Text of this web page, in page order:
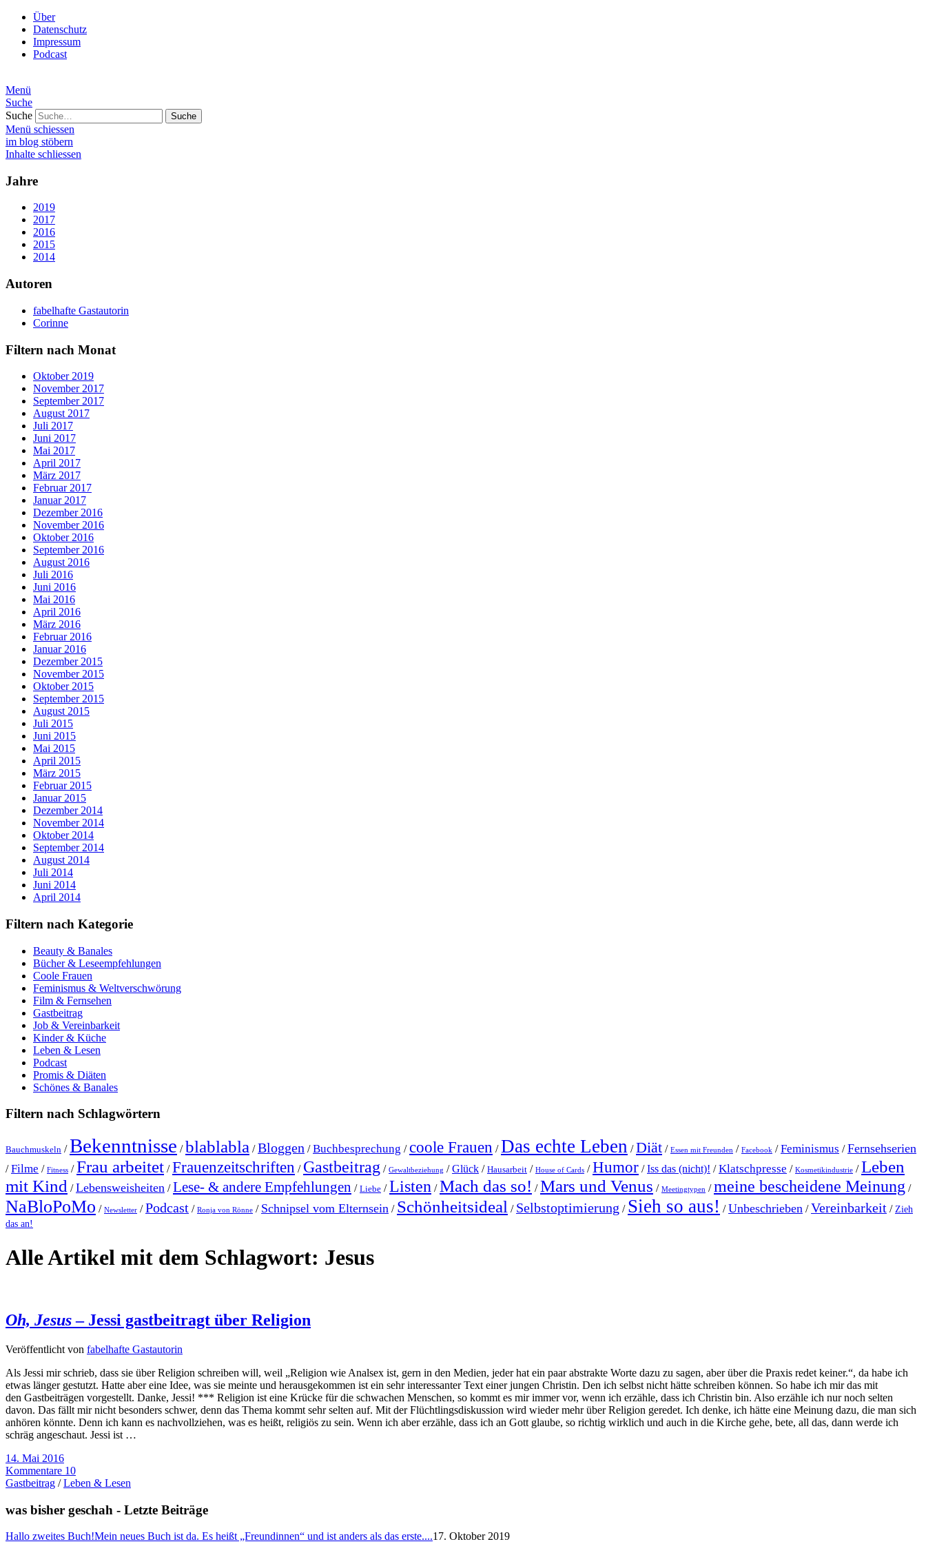
Über
Datenschutz
Impressum
Podcast
Menü
Suche
Suche
Menü schiessen
im blog stöbern
Inhalte schliessen
Jahre
2019
2017
2016
2015
2014
Autoren
fabelhafte Gastautorin
Corinne
Filtern nach Monat
Oktober 2019
November 2017
September 2017
August 2017
Juli 2017
Juni 2017
Mai 2017
April 2017
März 2017
Februar 2017
Januar 2017
Dezember 2016
November 2016
Oktober 2016
September 2016
August 2016
Juli 2016
Juni 2016
Mai 2016
April 2016
März 2016
Februar 2016
Januar 2016
Dezember 2015
November 2015
Oktober 2015
September 2015
August 2015
Juli 2015
Juni 2015
Mai 2015
April 2015
März 2015
Februar 2015
Januar 2015
Dezember 2014
November 2014
Oktober 2014
September 2014
August 2014
Juli 2014
Juni 2014
April 2014
Filtern nach Kategorie
Beauty & Banales
Bücher & Leseempfehlungen
Coole Frauen
Feminismus & Weltverschwörung
Film & Fernsehen
Gastbeitrag
Job & Vereinbarkeit
Kinder & Küche
Leben & Lesen
Podcast
Promis & Diäten
Schönes & Banales
Filtern nach Schlagwörtern
Bauchmuskeln /Bekenntnisse /blablabla /Bloggen /Buchbesprechung /coole Frauen /Das echte Leben /Diät / Essen mit Freunden / Facebook /Feminismus /Fernsehserien
/Filme / Fitness /Frau arbeitet /Frauenzeitschriften / Gastbeitrag / Gewaltbeziehung /Glück / Hausarbeit / House of Cards /Humor /Iss das (nicht)! /Klatschpresse / Kosmetikindustrie /Leben
mit Kind /Lebensweisheiten /Lese- & andere Empfehlungen / Liebe /Listen /Mach das so! /Mars und Venus / Meetingtypen /meine bescheidene Meinung /
NaBloPoMo / Newsletter /Podcast / Ronja von Rönne / Schnipsel vom Elternsein / Schönheitsideal / Selbstoptimierung / Sieh so aus! /Unbeschrieben /Vereinbarkeit / Zieh
das an!
Alle Artikel mit dem Schlagwort: Jesus
Oh, Jesus– Jessi gastbeitragt über Religion
Veröffentlicht von fabelhafte Gastautorin
Als Jessi mir schrieb, dass sie über Religion schreiben will, weil „Religion wie Analsex ist, gern in den Medien, jeder hat ein paar abstrakte Worte dazu zu sagen, aber über die Praxis redet keiner.“, da habe ich
etwas länger gestutzt. Hatte aber eine Idee, was sie meinte und herausgekommen ist ein sehr interessanter Text einer jungen Christin. Den ich selbst nicht hätte schreiben können. So habe ich mir das mit
den Gastbeiträgen vorgestellt. Danke, Jessi! *** Religion ist eine Krücke für die schwachen Menschen, so kommt es mir immer vor, wenn ich erzähle, dass ich Christin bin. Also erzähle ich nur noch selten
davon. Das fällt mir nicht besonders schwer, denn das Thema kommt sehr selten auf. Mit der Flüchtlingsdiskussion wird wieder mehr über Religion geredet. Ich denke, ich hätte eine Meinung dazu, die man sich
anhören könnte. Denn ich kann es nachvollziehen, was es heißt, religiös zu sein. Wenn ich aber erzähle, dass ich an Gott glaube, so richtig wirklich und auch in die Kirche gehe, bete, all das, dann werde ich
schräg angeschaut. Jessi ist …
14. Mai 2016
Kommentare 10
Gastbeitrag /Leben & Lesen
was bisher geschah - Letzte Beiträge
Hallo zweites Buch!Mein neues Buch ist da. Es heißt „Freundinnen“ und ist anders als das erste....17. Oktober 2019